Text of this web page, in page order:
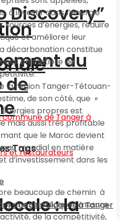
Discovery”
du
de
Tags
: la
à investir dans l’énergie
d’énergies, réduire
et améliorer leur
décarbonation constitue
en matière de
la région Tanger-Tétouan-
de son côté, que «
énergies propres est
mais aussi très profitable
que le Maroc devient
mondial en matière
d’investissement dans les
beaucoup de chemin à
une stratégie en mesure
de la compétitivité,